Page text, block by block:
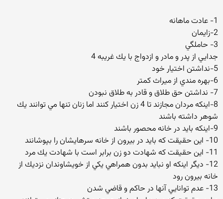
1- عادت ماهانه
2-زايمان
3- حاملگي
جدايي از پدر و مادر و ازدواج با يك غريبه 4
5-نداشتن اختيار خود
6-بهره مندي از ميراث كمتر
7- نداشتن حق طلاق و قادر به طلاق نبودن
8-اينكه مردان مجازند تا 4 زن اختيار كنند اما زنان تنها مي توانند يك
شوهر داشته باشند
9-اينكه بايد در خانه محصور باشند
10- اين حقيقت كه بايد در بيرون از خانه سرهايشان را بپوشانند
11- اين حقيقت كه شهادت دو زن برابر است با شهادت يك مرد
12- ديگر اينكه او نبايد بدون همراهي يكي از خويشاوندان نزديك از
خانه بيرون رود
13- عدم توانايي آنها در حاكم و قاضي شدن